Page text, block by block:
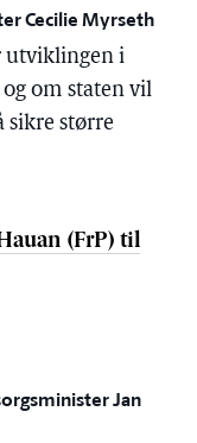
Cecilie Myrseth
utviklingen i
om staten vil
sikre større
(FrP) til
Jan